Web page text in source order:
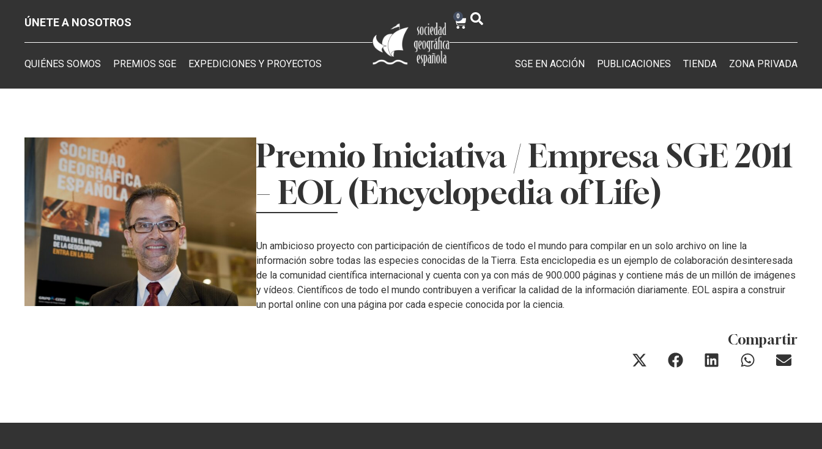
ÚNETE A NOSOTROS
QUIÉNES SOMOS PREMIOS SGE EXPEDICIONES Y PROYECTOS
0
SGE EN ACCIÓN PUBLICACIONES TIENDA ZONA PRIVADA
Premio Iniciativa / Empresa SGE 2011
– EOL (Encyclopedia of Life)
Un ambicioso proyecto con participación de científicos de todo el mundo para compilar en un solo archivo on line la
información sobre todas las especies conocidas de la Tierra. Esta enciclopedia es un ejemplo de colaboración desinteresada
de la comunidad científica internacional y cuenta con ya con más de 900.000 páginas y contiene más de un millón de imágenes
y vídeos. Científicos de todo el mundo contribuyen a verificar la calidad de la información diariamente. EOL aspira a construir
un portal online con una página por cada especie conocida por la ciencia.
Compartir